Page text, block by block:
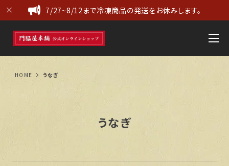
7/27~8/12まで冷凍商品の発送をお休みします。
HOME うなぎ
うなぎ